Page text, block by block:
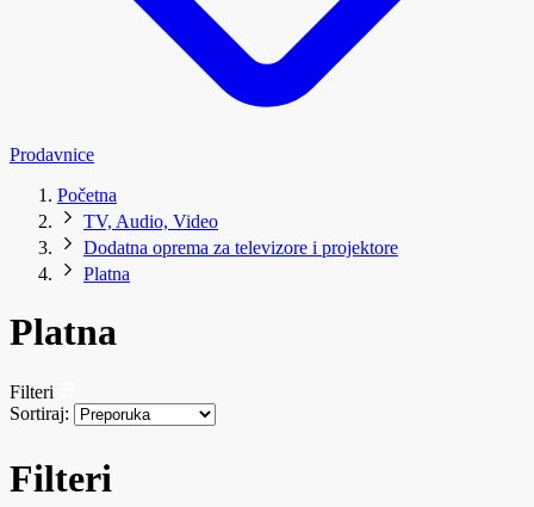
Prodavnice
Početna
TV, Audio, Video
Dodatna oprema za televizore i projektore
Platna
Platna
Filteri
Sortiraj:
Filteri